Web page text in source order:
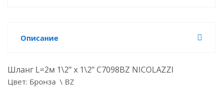
Описание
Шланг L=2м 1\2" x 1\2" C7098BZ NICOLAZZI
Цвет: Бронза \ BZ